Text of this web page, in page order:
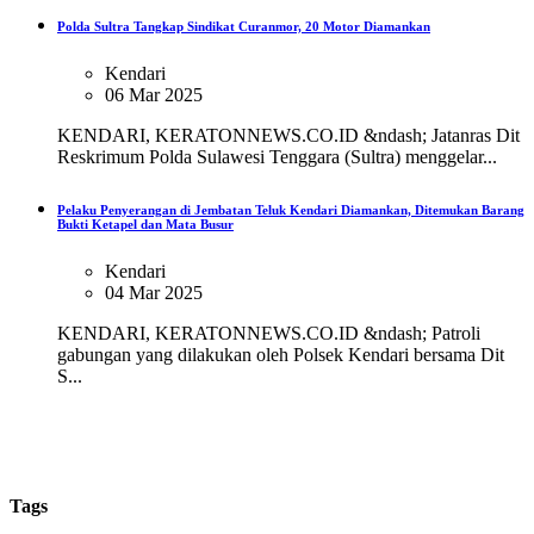
Polda Sultra Tangkap Sindikat Curanmor, 20 Motor Diamankan
Kendari
06 Mar 2025
KENDARI, KERATONNEWS.CO.ID &ndash; Jatanras Dit
Reskrimum Polda Sulawesi Tenggara (Sultra) menggelar...
Pelaku Penyerangan di Jembatan Teluk Kendari Diamankan, Ditemukan Barang
Bukti Ketapel dan Mata Busur
Kendari
04 Mar 2025
KENDARI, KERATONNEWS.CO.ID &ndash; Patroli
gabungan yang dilakukan oleh Polsek Kendari bersama Dit
S...
Tags